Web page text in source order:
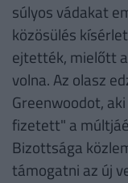
súlyos vádakat
közösülés
ejtették, mielőtt
volna. Az olasz
Greenwoodot,
fizetett" a
Bizottsága
támogatni az új